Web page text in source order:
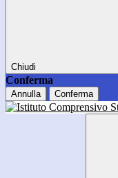
Chiudi
Conferma
Annulla Conferma